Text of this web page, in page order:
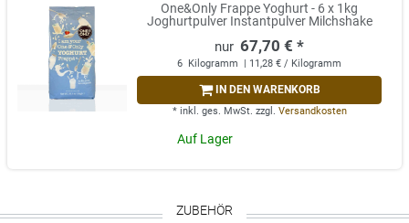
One&Only Frappe Yoghurt - 6 x 1kg
Joghurtpulver Instantpulver Milchshake
67,70 € *
6 Kilogramm | 11,28 € / Kilogramm
IN DEN WARENKORB
* inkl. ges. MwSt. zzgl. Versandkosten
Auf Lager
ZUBEHÖR